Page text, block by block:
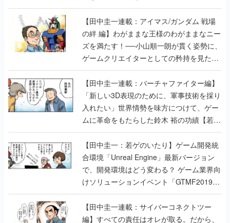
【田中圭一連載：アイマス/ガンダム 戦場
の絆 編】わがままな王様のわがままなニー
ズを満たす！──小山順一朗が貫く姿勢に、
ゲームクリエイターとしての矜持を見た
【若ゲのいたり最終回】
【田中圭一連載：バーチャファイター編】
「新しい3D表現のために、軍事技術を採り
入れたい」世界情勢を味方につけて、ゲー
ムに革命をもたらした鈴木 裕の功績【若ゲ
のいたり】
【田中圭一：若ゲのいたり】ゲーム開発統
合環境「Unreal Engine」最新バージョン
で、開発環境はどう変わる？ ゲーム業界向
けソリューションイベント「GTMF2019」
に行って、より理解を深めよう【PR】
【田中圭一連載：サイバーコネクトツー
編】すべての責任はオレが取る。だから、